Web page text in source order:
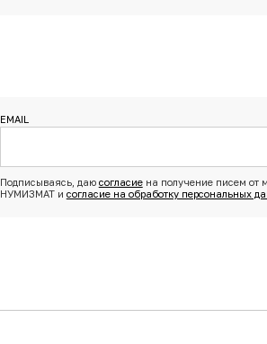
EMAIL
Подписываясь, даю согласиена получение писем от
НУМИЗМАТ и согласие на обработку персональных